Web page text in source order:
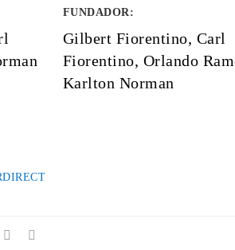
FUNDADOR:
Gilbert Fiorentino, Carl
Fiorentino, Orlando
Karlton Norman